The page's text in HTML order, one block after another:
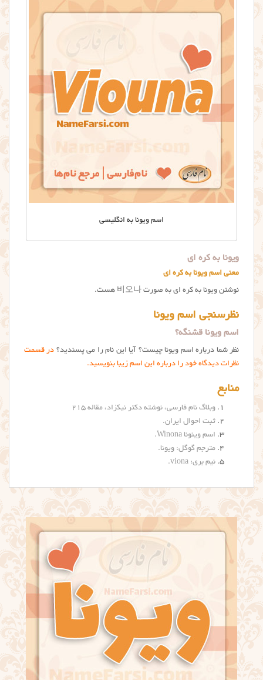
اسم ویونا به انگلیسی
ویونا به کره ای
معنی اسم ویونا به کره ای
نوشتن ویونا به کره ای به صورت 비오나 هست.
نظرسنجی اسم ویونا
اسم ویونا قشنگه؟
نظر شما درباره اسم ویونا چیست؟ آیا این نام را می پسندید؟ در قسمت
نظرات دیدگاه خود را درباره این اسم زیبا بنویسید.
منابع
وبلاگ نام فارسی، نوشته دکتر نیکزاد، مقاله ۲۱۵
ثبت احوال ایران.
اسم وینونا Winona
.
مترجم گوگل: ویونا.
نیم بری: viona
.